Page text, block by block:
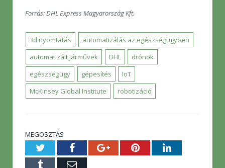
Forrás: DHL Express Magyarország Kft.
3d nyomtatás
automatizálás az egészségügyben
automatizált járművek
DHL
drónok
egészségügy
gépesítés
IoT
McKinsey Global Institute
robotizáció
MEGOSZTÁS
TwitterFacebookGoogle+PinterestLinkedIn
Tumblr E-